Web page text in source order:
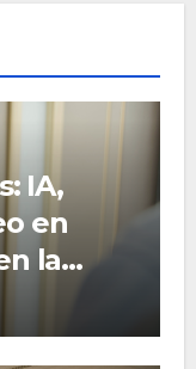
IA,
en
la